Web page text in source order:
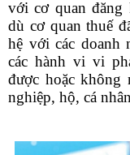
với cơ quan đăng
dù cơ quan thuế
hệ với các doanh
các hành vi vi
được hoặc không
nghiệp, hộ, cá